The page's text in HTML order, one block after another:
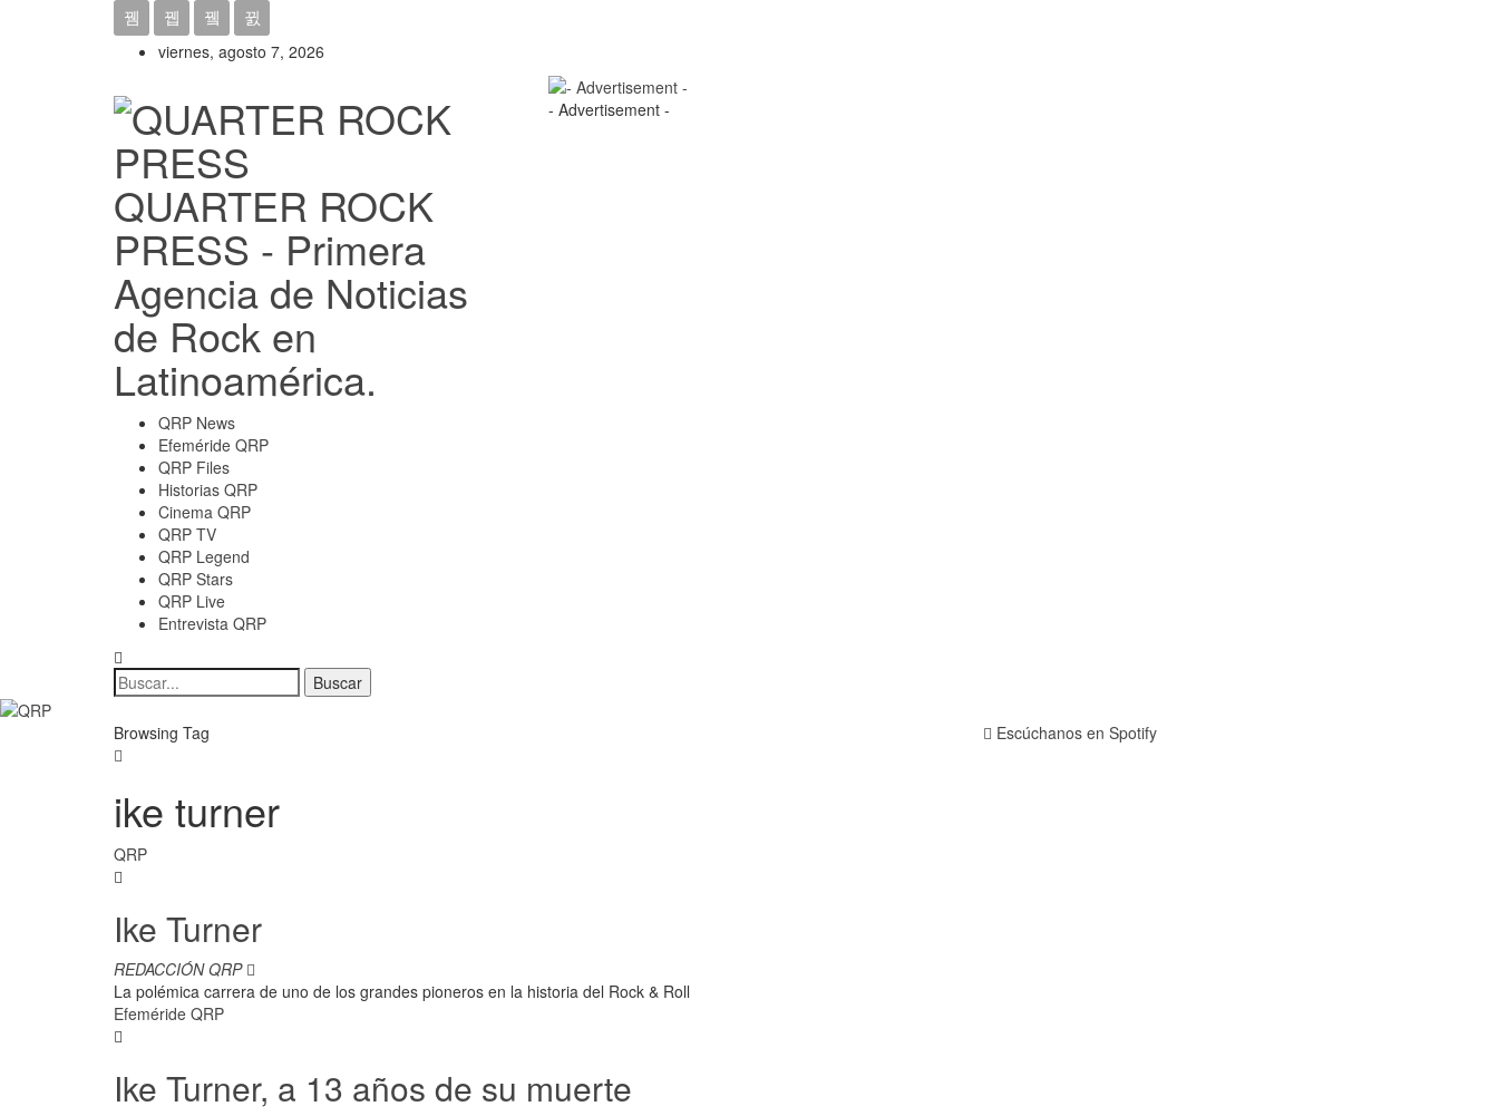
viernes, agosto 7, 2026
QUARTER ROCK
PRESS - Primera
Agencia de Noticias
de Rock en
Latinoamérica.
- Advertisement -
QRP News
Efeméride QRP
QRP Files
Historias QRP
Cinema QRP
QRP TV
QRP Legend
QRP Stars
QRP Live
Entrevista QRP
Browsing Tag
ike turner
QRP
Ike Turner
REDACCIÓN QRP
La polémica carrera de uno de los grandes pioneros en la historia del Rock & Roll
Efeméride QRP
Ike Turner, a 13 años de su muerte
Escúchanos en Spotify